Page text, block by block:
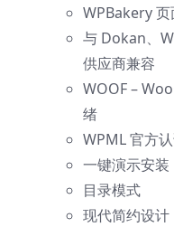
WPBakery
与 Dokan、
供应商兼容
WOOF –
绪
WPML 官方
一键演示安装
目录模式
现代简约设计